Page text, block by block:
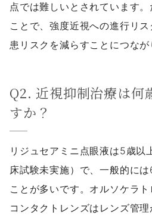
点では難しいとされています
ことで、強度近視への進行リ
患リスクを減らすことにつなが
Q2. 近視抑制治療は何
すか？
リジュセアミニ点眼液は5歳以
床試験未実施）で、一般的に
ことが多いです。オルソケラ
コンタクトレンズはレンズ管